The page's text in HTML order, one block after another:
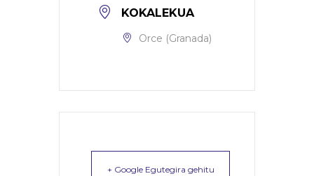
KOKALEKUA
Orce (Granada)
+ Google Egutegira gehitu